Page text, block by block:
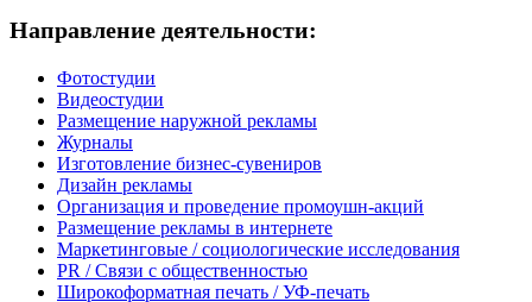
Направление деятельности:
Фотостудии
Видеостудии
Размещение наружной рекламы
Журналы
Изготовление бизнес-сувениров
Дизайн рекламы
Организация и проведение промоушн-акций
Размещение рекламы в интернете
Маркетинговые / социологические исследования
PR / Связи с общественностью
Широкоформатная печать / УФ-печать